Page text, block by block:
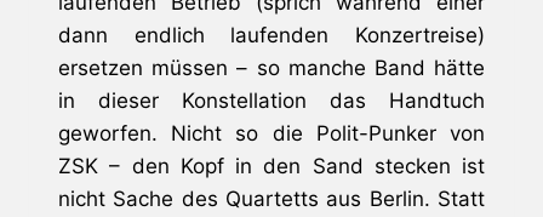
dann endlich laufenden Konzertreise)
ersetzen müssen – so manche Band hätte
in dieser Konstellation das Handtuch
geworfen. Nicht so die Polit-Punker von
ZSK – den Kopf in den Sand stecken ist
nicht Sache des Quartetts aus Berlin. Statt